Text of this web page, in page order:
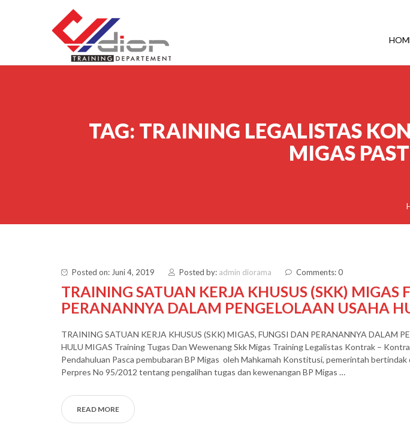
TAG: TRAINING LEGALISTAS
MIGAS
Posted on: Juni 4, 2019 Posted by: admin diorama Comments: 0
TRAINING SATUAN KERJA KHUSUS (SKK) MIGAS
PERANANNYA DALAM PENGELOLAAN USAHA
TRAINING SATUAN KERJA KHUSUS (SKK) MIGAS, FUNGSI DAN PERANANNYA DALAM
HULU MIGAS Training Tugas Dan Wewenang Skk Migas Training Legalistas Kontrak –
Pendahuluan Pasca pembubaran BP Migas oleh Mahkamah Konstitusi, pemerintah
Perpres No 95/2012 tentang pengalihan tugas dan kewenangan BP Migas …
READ MORE